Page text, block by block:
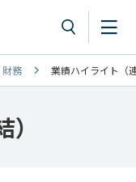
財務 業績ハイライト（